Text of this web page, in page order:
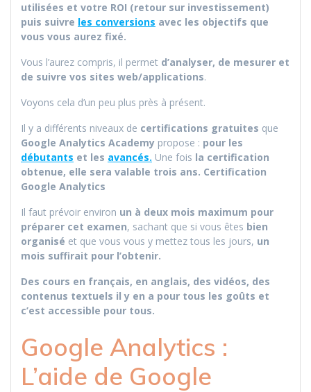
utilisées et votre ROI (retour sur investissement)
puis suivre les conversions avec les objectifs que
vous vous aurez fixé.
Vous l’aurez compris, il permet d’analyser, de mesurer et
de suivre vos sites web/applications.
Voyons cela d’un peu plus près à présent.
Il y a différents niveaux de certifications gratuites que
Google Analytics Academy propose : pour les
débutants et les avancés. Une fois la certification
obtenue, elle sera valable trois ans. Certification
Google Analytics
Il faut prévoir environ un à deux mois maximum pour
préparer cet examen, sachant que si vous êtes bien
organisé et que vous vous y mettez tous les jours, un
mois suffirait pour l’obtenir.
Des cours en français, en anglais, des vidéos, des
contenus textuels il y en a pour tous les goûts et
c’est accessible pour tous.
Google Analytics :
L’aide de Google